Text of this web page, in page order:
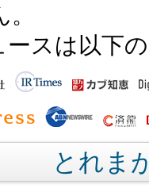
ースは以下
とれま